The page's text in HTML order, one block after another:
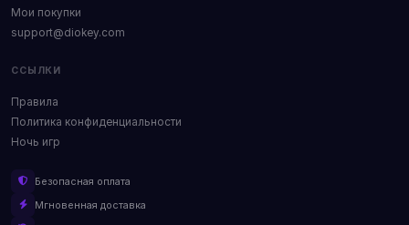
Мои покупки
support@diokey.com
ССЫЛКИ
Правила
Политика конфиденциальности
Ночь игр
Безопасная оплата
Мгновенная доставка